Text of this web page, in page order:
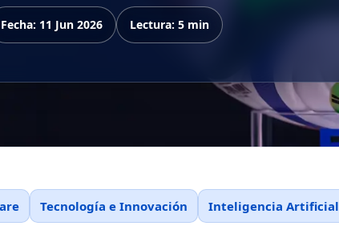
Fecha: 11 Jun 2026 Lectura: 5 min
Tecnología e Innovación Inteligencia Artificial